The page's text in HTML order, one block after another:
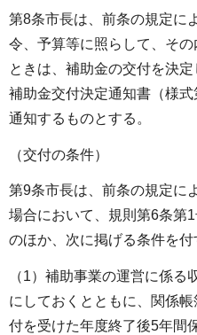
第8条市長は、前条の規定に
令、予算等に照らして、そ
ときは、補助金の交付を決
補助金交付決定通知書（様
通知するものとする。
（交付の条件）
第9条市長は、前条の規定に
場合において、規則第6条第
のほか、次に掲げる条件を付
（1）補助事業の運営に係
にしておくとともに、関係
付を受けた年度終了後5年間